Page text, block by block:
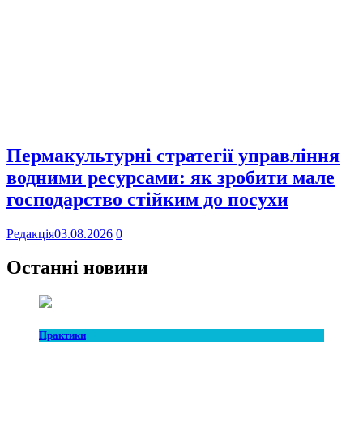
Пермакультурні стратегії управління
водними ресурсами: як зробити мале
господарство стійким до посухи
Редакція03.08.2026 0
Останні новини
Практики